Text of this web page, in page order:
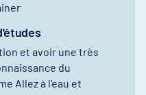
et avoir une très
du
Allez à l’eau et